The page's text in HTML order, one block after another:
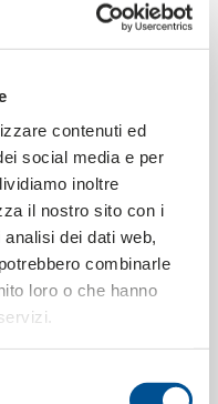
contenuti ed
social media e per
inoltre
il nostro sito con i
dei dati web,
combinarle
loro o che hanno
ce dont vous avez
dans les
trouverons la solution
personnalisés
1 département de